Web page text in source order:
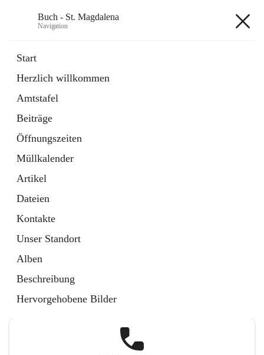
Buch - St. Magdalena
Navigation
Start
Herzlich willkommen
Amtstafel
Beiträge
Öffnungszeiten
Müllkalender
Artikel
Dateien
Kontakte
Unser Standort
Alben
Beschreibung
Hervorgehobene Bilder
11 Schnellzugriffe
Bürgerservice
10 Schnellzugriffe